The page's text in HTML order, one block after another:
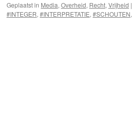
Geplaatst in Media, Overheid, Recht, Vrijheid |
#INTEGER, #INTERPRETATIE, #SCHOUTEN,